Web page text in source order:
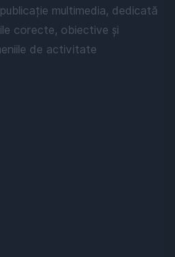
multimedia, dedicată
corecte, obiective și
de activitate